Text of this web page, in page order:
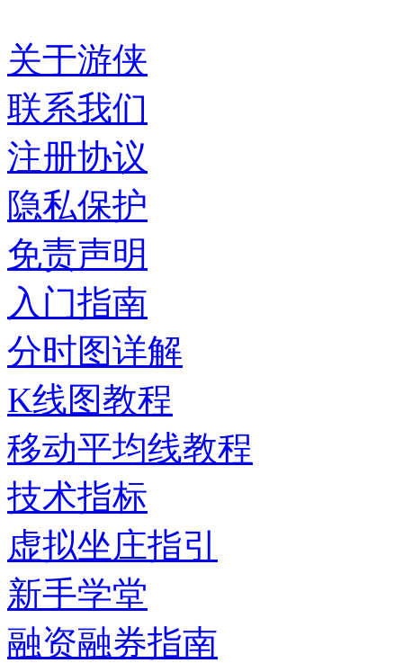
关于游侠
联系我们
注册协议
隐私保护
免责声明
入门指南
分时图详解
K线图教程
移动平均线教程
技术指标
虚拟坐庄指引
新手学堂
融资融券指南